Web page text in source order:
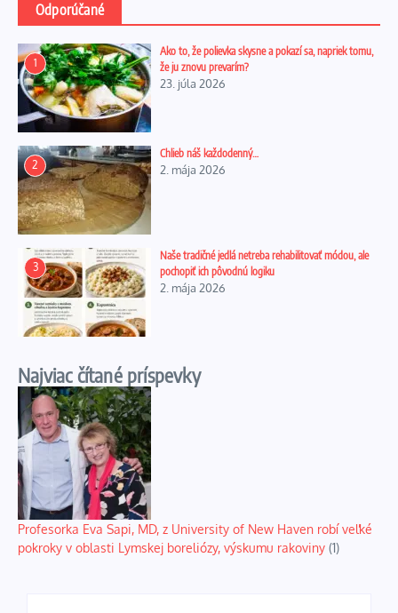
Odporúčané
1
Ako to, že polievka skysne a pokazí sa, napriek tomu,
že ju znovu prevarím?
23. júla 2026
2
Chlieb náš každodenný…
2. mája 2026
3
Naše tradičné jedlá netreba rehabilitovať módou, ale
pochopiť ich pôvodnú logiku
2. mája 2026
Najviac čítané príspevky
Profesorka Eva Sapi, MD, z University of New Haven robí veľké
pokroky v oblasti Lymskej boreliózy, výskumu rakoviny (1)